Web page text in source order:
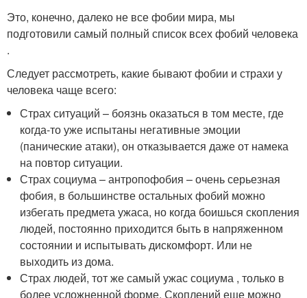
Это, конечно, далеко не все фобии мира, мы
подготовили самый полный список всех фобий человека
.
Следует рассмотреть, какие бывают фобии и страхи у
человека чаще всего:
Страх ситуаций – боязнь оказаться в том месте, где
когда-то уже испытаны негативные эмоции
(панические атаки), он отказывается даже от намека
на повтор ситуации.
Страх социума – антропофобия – очень серьезная
фобия, в большинстве остальных фобий можно
избегать предмета ужаса, но когда боишься скопления
людей, постоянно приходится быть в напряженном
состоянии и испытывать дискомфорт. Или не
выходить из дома.
Страх людей, тот же самый ужас социума , только в
более усложненной форме. Скоплений еще можно